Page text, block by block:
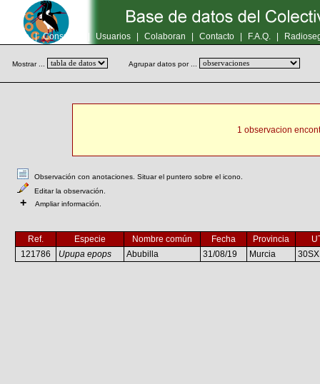
Inicio | Consultas Usuarios Colaboran Contacto F.A.Q.
Mostrar ... Agrupar datos por ...
1 observacion
Observación con anotaciones. Situar el puntero sobre el icono.
Editar la observación.
+ Ampliar información.
Ref. Especie Nombre común Fecha Provincia
121786
Upupa epops Abubilla 31/08/19 Murcia